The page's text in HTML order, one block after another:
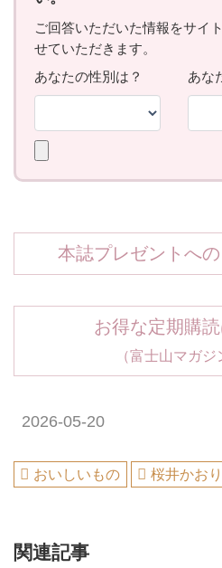
本誌プレゼントへ
お得な定期購
（富士山マガジ
2026-05-20
おいしいもの 桜井かおり
関連記事